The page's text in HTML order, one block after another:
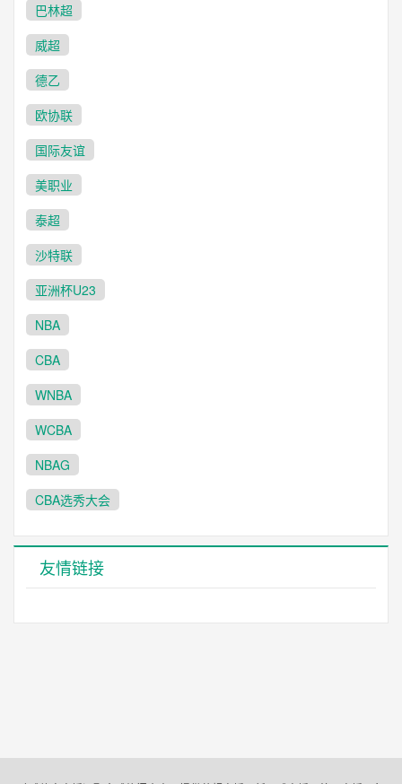
巴林超
威超
德乙
欧协联
国际友谊
美职业
泰超
沙特联
亚洲杯U23
NBA
CBA
WNBA
WCBA
NBAG
CBA选秀大会
友情链接